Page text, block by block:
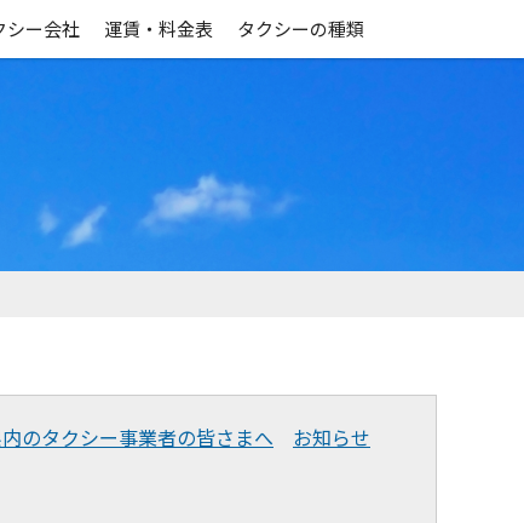
シー会社 運賃・料金表 タクシーの種類
のタクシー事業者の皆さまへ お知らせ